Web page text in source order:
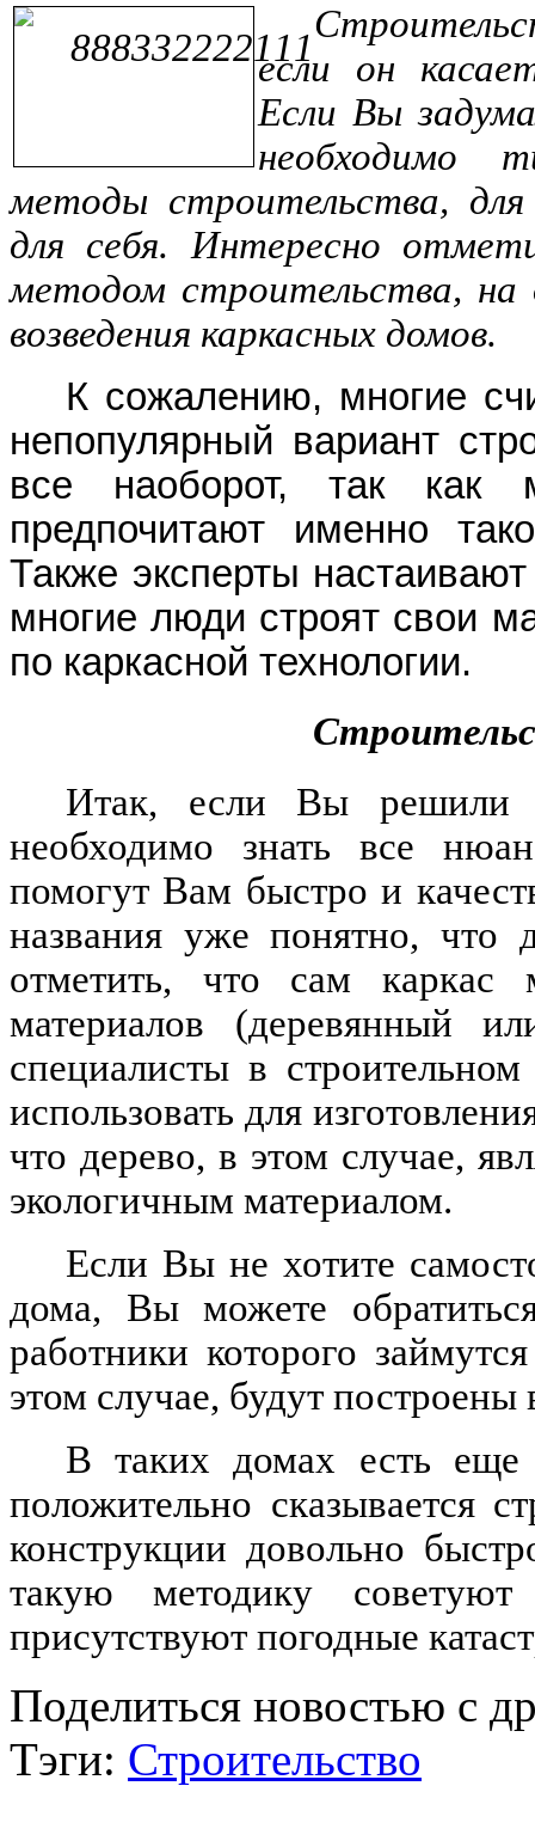
если он
Если Вы
необходимо
методы строительства,
для себя. Интересно
методом строительства,
возведения каркасных домов.
К сожалению, многие
непопулярный вариант
все наоборот, так как
предпочитают именно
Также эксперты
многие люди строят свои
по каркасной технологии.
Итак, если Вы решили
необходимо знать все
помогут Вам быстро и
названия уже понятно, что
отметить, что сам
материалов (деревянный
специалисты в
использовать для
что дерево, в этом случае,
экологичным материалом.
Если Вы не хотите
дома, Вы можете
работники которого
этом случае, будут
В таких домах есть еще
положительно сказывается
конструкции довольно
такую методику
присутствуют погодные
Поделиться новостью с
Тэги: Строительство